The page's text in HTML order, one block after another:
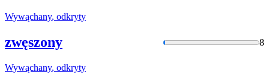
Wywąchany, odkryty
zwęszony 8
Wywąchany, odkryty